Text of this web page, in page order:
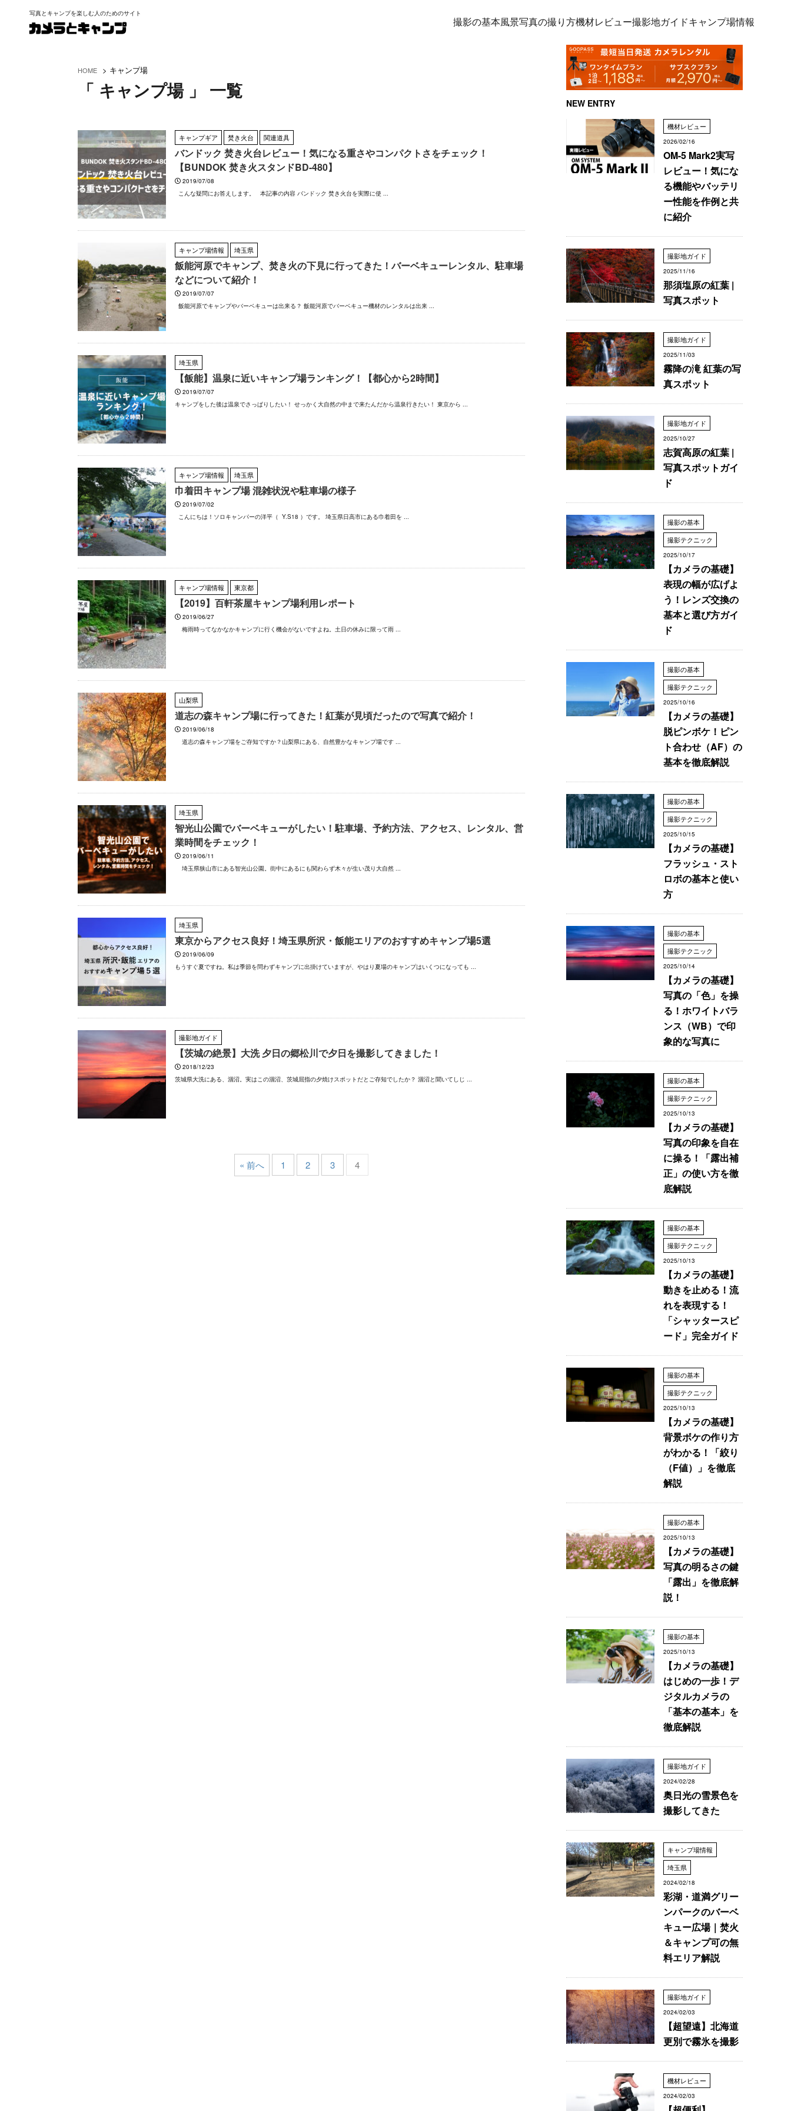
写真とキャンプを楽しむ人のためのサイト
撮影の基本風景写真の撮り方機材レビュー撮影地ガイドキャンプ場情報
HOME > キャンプ場
「 キャンプ場 」 一覧
キャンプギア 焚き火台 関連道具
バンドック 焚き火台レビュー！気になる重さやコンパクトさをチェック！
【BUNDOK 焚き火スタンドBD-480】
2019/07/08
こんな疑問にお答えします。 本記事の内容 バンドック 焚き火台を実際に使 ...
キャンプ場情報 埼玉県
飯能河原でキャンプ、焚き火の下見に行ってきた！バーベキューレンタル、駐車場
などについて紹介！
2019/07/07
飯能河原でキャンプやバーベキューは出来る？ 飯能河原でバーベキュー機材のレンタルは出来 ...
埼玉県
【飯能】温泉に近いキャンプ場ランキング！【都心から2時間】
2019/07/07
キャンプをした後は温泉でさっぱりしたい！ せっかく大自然の中まで来たんだから温泉行きたい！ 東京から ...
キャンプ場情報 埼玉県
巾着田キャンプ場 混雑状況や駐車場の様子
2019/07/02
こんにちは！ソロキャンパーの洋平（ Y.S18 ）です。 埼玉県日高市にある巾着田を ...
キャンプ場情報 東京都
【2019】百軒茶屋キャンプ場利用レポート
2019/06/27
梅雨時ってなかなかキャンプに行く機会がないですよね。土日の休みに限って雨 ...
山梨県
道志の森キャンプ場に行ってきた！紅葉が見頃だったので写真で紹介！
2019/06/18
道志の森キャンプ場をご存知ですか？山梨県にある、自然豊かなキャンプ場です ...
埼玉県
智光山公園でバーベキューがしたい！駐車場、予約方法、アクセス、レンタル、営
業時間をチェック！
2019/06/11
埼玉県狭山市にある智光山公園。街中にあるにも関わらず木々が生い茂り大自然 ...
埼玉県
東京からアクセス良好！埼玉県所沢・飯能エリアのおすすめキャンプ場5選
2019/06/09
もうすぐ夏ですね。私は季節を問わずキャンプに出掛けていますが、やはり夏場のキャンプはいくつになっても ...
撮影地ガイド
【茨城の絶景】大洗 夕日の郷松川で夕日を撮影してきました！
2018/12/23
茨城県大洗にある、涸沼。実はこの涸沼、茨城屈指の夕焼けスポットだとご存知でしたか？ 涸沼と聞いてしじ ...
« 前へ 1 2 3 4
NEW ENTRY
機材レビュー
2026/02/16
OM-5 Mark2実写
レビュー！気にな
る機能やバッテリ
ー性能を作例と共
に紹介
撮影地ガイド
2025/11/16
那須塩原の紅葉 |
写真スポット
撮影地ガイド
2025/11/03
霧降の滝 紅葉の写
真スポット
撮影地ガイド
2025/10/27
志賀高原の紅葉 |
写真スポットガイ
ド
撮影の基本
撮影テクニック
2025/10/17
【カメラの基礎】
表現の幅が広げよ
う！レンズ交換の
基本と選び方ガイ
ド
撮影の基本
撮影テクニック
2025/10/16
【カメラの基礎】
脱ピンボケ！ピン
ト合わせ（AF）の
基本を徹底解説
撮影の基本
撮影テクニック
2025/10/15
【カメラの基礎】
フラッシュ・スト
ロボの基本と使い
方
撮影の基本
撮影テクニック
2025/10/14
【カメラの基礎】
写真の「色」を操
る！ホワイトバラ
ンス（WB）で印
象的な写真に
撮影の基本
撮影テクニック
2025/10/13
【カメラの基礎】
写真の印象を自在
に操る！「露出補
正」の使い方を徹
底解説
撮影の基本
撮影テクニック
2025/10/13
【カメラの基礎】
動きを止める！流
れを表現する！
「シャッタースピ
ード」完全ガイド
撮影の基本
撮影テクニック
2025/10/13
【カメラの基礎】
背景ボケの作り方
がわかる！「絞り
（F値）」を徹底
解説
撮影の基本
2025/10/13
【カメラの基礎】
写真の明るさの鍵
「露出」を徹底解
説！
撮影の基本
2025/10/13
【カメラの基礎】
はじめの一歩！デ
ジタルカメラの
「基本の基本」を
徹底解説
撮影地ガイド
2024/02/28
奥日光の雪景色を
撮影してきた
キャンプ場情報
埼玉県
2024/02/18
彩湖・道満グリー
ンパークのバーベ
キュー広場｜焚火
＆キャンプ可の無
料エリア解説
撮影地ガイド
2024/02/03
【超望遠】北海道
更別で霧氷を撮影
機材レビュー
2024/02/03